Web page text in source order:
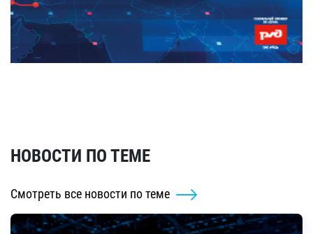
НОВОСТИ ПО ТЕМЕ
Смотреть все новости по теме